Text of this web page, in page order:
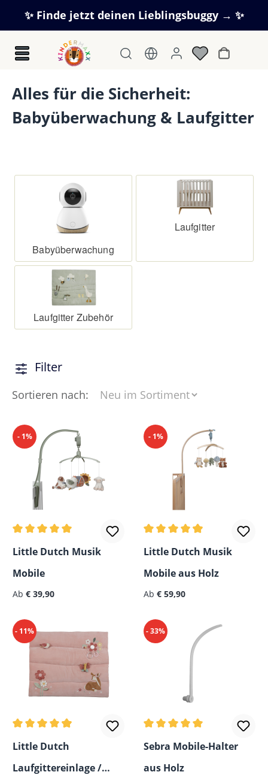
Zum Hauptinhalt springen
✨ Finde jetzt deinen Lieblingsbuggy → ✨
Alles für die Sicherheit:
Babyüberwachung & Laufgitter
Babyüberwachung
Laufgitter
Laufgitter Zubehör
Filter
Sortieren nach:
- 1%
Durchschnittliche Bewertung von 5 von 5 Sternen
Little Dutch Musik
Mobile
Regulärer Preis:
Ab € 39,90
- 1%
Durchschnittliche
Little Dutch Musik
Mobile aus Holz
Regulärer Preis:
Ab € 59,90
- 11%
Durchschnittliche Bewertung von 4.9 von 5 Sternen
Little Dutch
Laufgittereinlage /
- 33%
Durchschnittliche
Sebra Mobile-Halter
aus Holz